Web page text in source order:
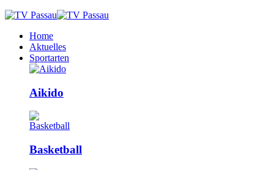
Home
Aktuelles
Sportarten
Aikido
Basketball